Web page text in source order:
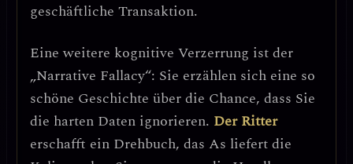
geschäftliche Transaktion.
Eine weitere kognitive Verzerrung ist der
„Narrative Fallacy“: Sie erzählen sich eine so
schöne Geschichte über die Chance, dass Sie
die harten Daten ignorieren. Der Ritter
erschafft ein Drehbuch, das As liefert die